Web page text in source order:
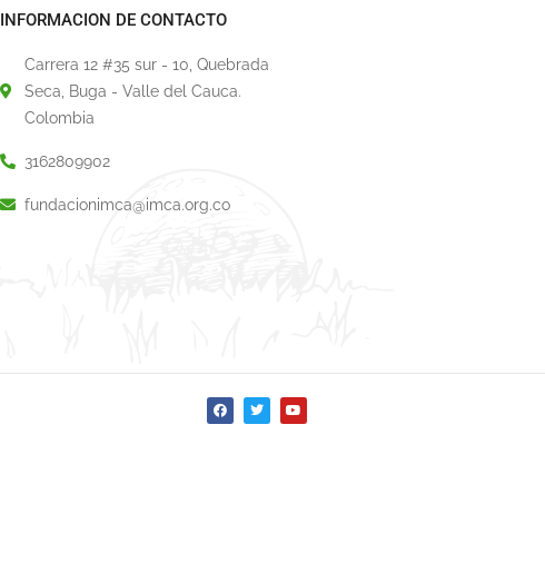
INFORMACION DE CONTACTO
Carrera 12 #35 sur - 10, Quebrada
Seca, Buga - Valle del Cauca.
Colombia
3162809902
fundacionimca@imca.org.co